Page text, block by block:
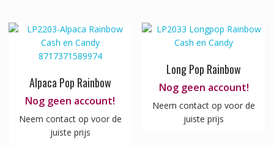
Alpaca Pop Rainbow
Nog geen account!
Neem contact op voor de
juiste prijs
Long Pop Rainbow
Nog geen account!
Neem contact op voor de
juiste prijs